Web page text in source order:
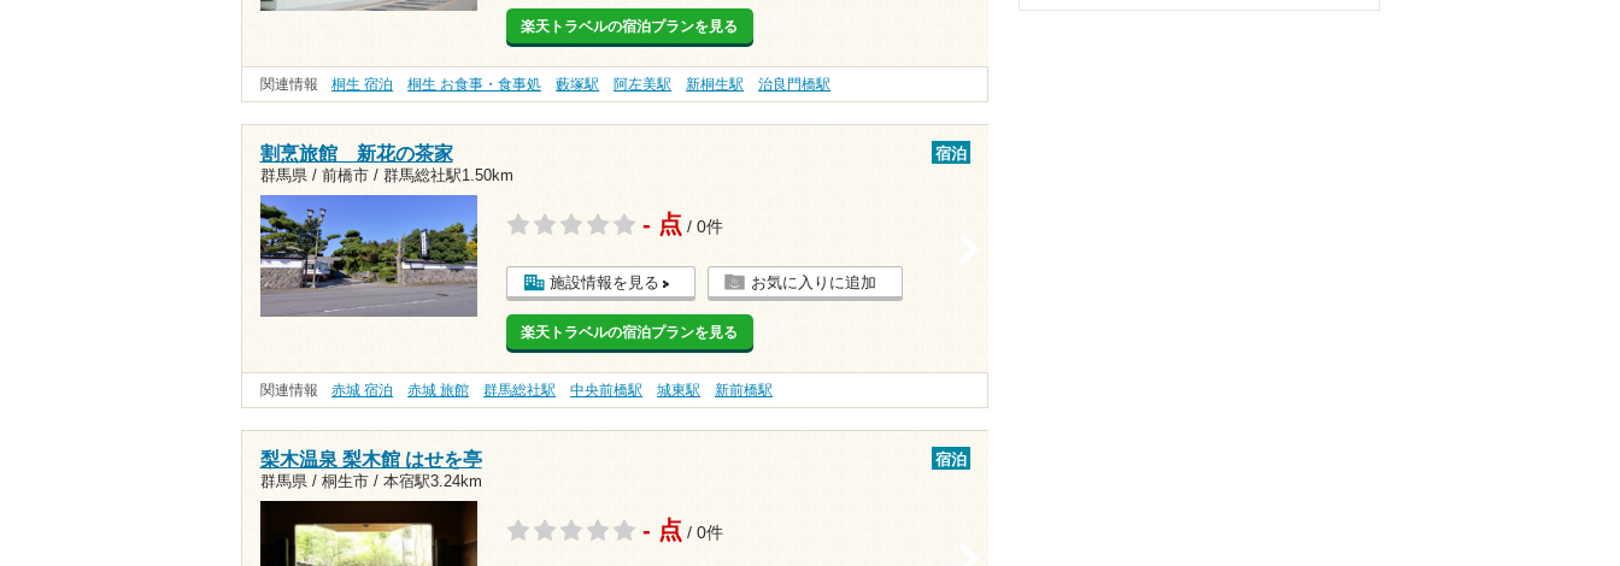
楽天トラベルの宿泊プランを見る
関連情報 桐生 宿泊 桐生 お食事・食事処 藪塚駅 阿左美駅 新桐生駅 治良門橋駅
割烹旅館 新花の茶家
群馬県 / 前橋市 / 群馬総社駅1.50km
宿泊
- 点 / 0件
施設情報を見る お気に入りに追加
楽天トラベルの宿泊プランを見る
関連情報 赤城 宿泊 赤城 旅館 群馬総社駅 中央前橋駅 城東駅 新前橋駅
梨木温泉 梨木館 はせを亭
群馬県 / 桐生市 / 本宿駅3.24km
宿泊
- 点 / 0件